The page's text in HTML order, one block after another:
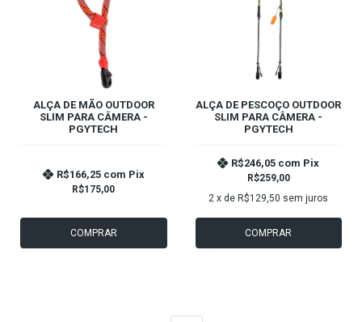
ALÇA DE MÃO OUTDOOR
SLIM PARA CÂMERA -
PGYTECH
R$175,00
R$166,25 com Pix
COMPRAR
ALÇA DE PESCOÇO OUTDOOR
SLIM PARA CÂMERA -
PGYTECH
R$259,00
R$246,05 com Pix
2 x de R$129,50 sem juros
COMPRAR